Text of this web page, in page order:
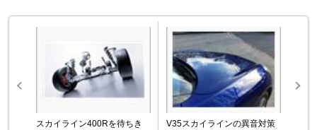
スカイライン400Rを待ちき
V35スカイラインの異音対策